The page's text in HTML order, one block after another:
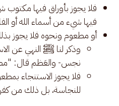
فلا يجوز بأوراق فيها
فيها شيء من أسماء الله أو
أو مطعوم ونحوه فلا يجوز
وذكر لنا ﷺ النهي عن
نجس- والعَظم قال:
فلا يجوز الاستنجاء
للنجاسة، بل ذلك من